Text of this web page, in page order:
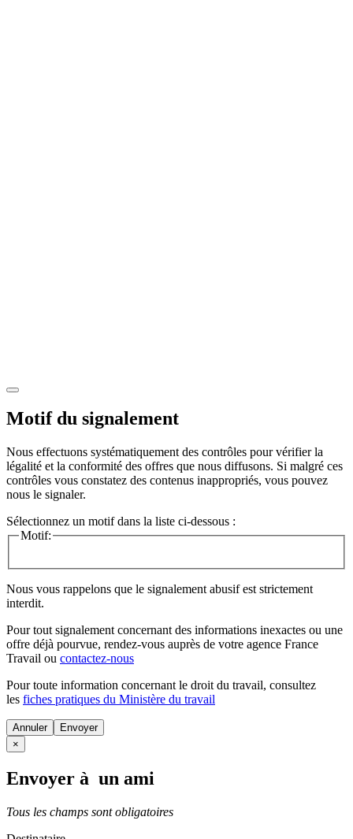
Motif du signalement
Nous effectuons systématiquement des contrôles pour vérifier la
légalité et la conformité des offres que nous diffusons. Si malgré ces
contrôles vous constatez des contenus inappropriés, vous pouvez
nous le signaler.
Sélectionnez un motif dans la liste ci-dessous :
Motif:
Nous vous rappelons que le signalement abusif est strictement
interdit.
Pour tout signalement concernant des informations inexactes ou une
offre déjà pourvue, rendez-vous auprès de votre agence France
Travail ou contactez-nous
Pour toute information concernant le droit du travail, consultez
les fiches pratiques du Ministère du travail
Annuler
×
Envoyer à un ami
Tous les champs sont obligatoires